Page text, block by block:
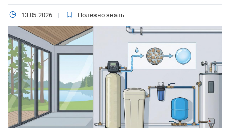
13.05.2026 Полезно знать